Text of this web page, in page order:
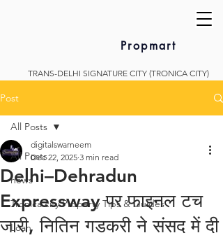
TRANS-DELHI SIGNATURE CITY (TRONICA CITY)
Propmart
Post
All Posts
news
Tronica city Property Tips & Guides
Loan
All Posts
Delhi–Dehradun
Expressway पर फाइनल टच
जारी, नितिन गडकरी ने संसद में दी
digitalswarneem
Dec 22, 2025 3 min read